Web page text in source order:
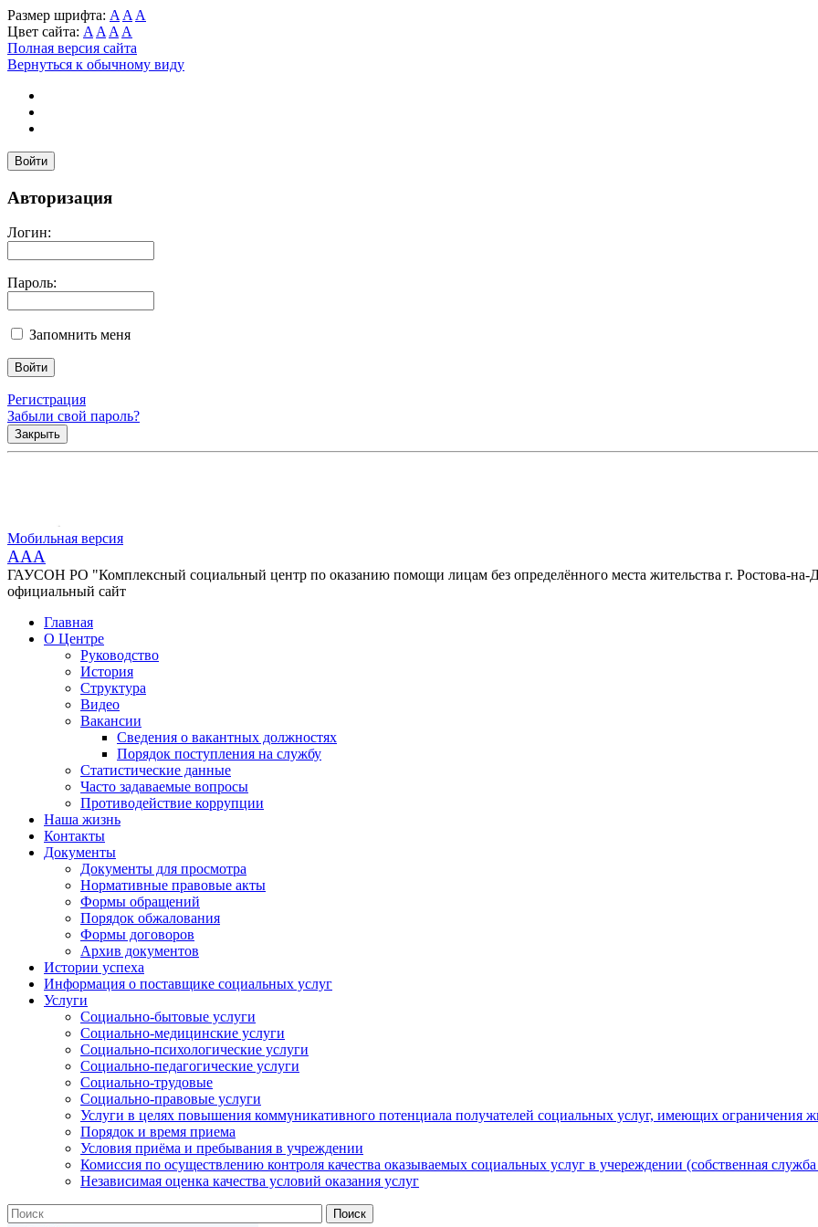
Размер шрифта: A A A
Цвет сайта: A A A A
Полная версия сайта
Вернуться к обычному виду
Войти
Авторизация
Логин:
Пароль:
Запомнить меня
Регистрация
Забыли свой пароль?
Закрыть
Мобильная версия
AAA
ГАУСОН РО "Комплексный социальный центр по оказанию помощи лицам без определённого места жительства г. Ростова-на-
официальный сайт
Главная
О Центре
Руководство
История
Структура
Видео
Вакансии
Сведения о вакантных должностях
Порядок поступления на службу
Статистические данные
Часто задаваемые вопросы
Противодействие коррупции
Наша жизнь
Контакты
Документы
Документы для просмотра
Нормативные правовые акты
Формы обращений
Порядок обжалования
Формы договоров
Архив документов
Истории успеха
Информация о поставщике социальных услуг
Услуги
Социально-бытовые услуги
Социально-медицинские услуги
Социально-психологические услуги
Социально-педагогические услуги
Социально-трудовые
Социально-правовые услуги
Услуги в целях повышения коммуникативного потенциала получателей социальных услуг, имеющих ограничения
Порядок и время приема
Условия приёма и пребывания в учреждении
Комиссия по осуществлению контроля качества оказываемых социальных услуг в учереждении (собственная
Независимая оценка качества условий оказания услуг